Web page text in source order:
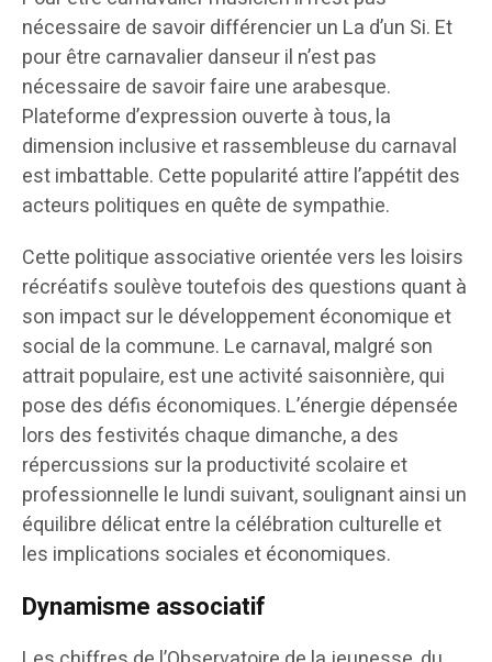
nécessaire de savoir différencier un La d’un Si. Et
pour être carnavalier danseur il n’est pas
nécessaire de savoir faire une arabesque.
Plateforme d’expression ouverte à tous, la
dimension inclusive et rassembleuse du carnaval
est imbattable. Cette popularité attire l’appétit des
acteurs politiques en quête de sympathie.
Cette politique associative orientée vers les loisirs
récréatifs soulève toutefois des questions quant à
son impact sur le développement économique et
social de la commune. Le carnaval, malgré son
attrait populaire, est une activité saisonnière, qui
pose des défis économiques. L’énergie dépensée
lors des festivités chaque dimanche, a des
répercussions sur la productivité scolaire et
professionnelle le lundi suivant, soulignant ainsi un
équilibre délicat entre la célébration culturelle et
les implications sociales et économiques.
Dynamisme associatif